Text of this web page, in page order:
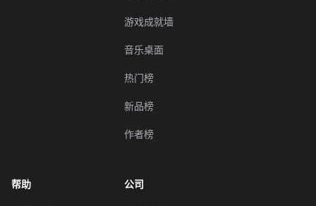
游戏成就墙
音乐桌面
热门榜
新品榜
作者榜
帮助 公司